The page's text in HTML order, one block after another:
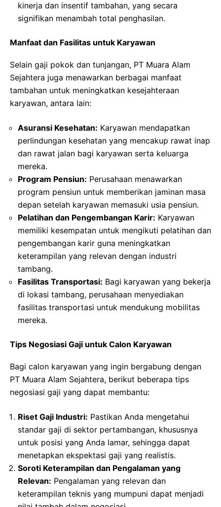
kinerja dan insentif tambahan, yang secara
signifikan menambah total penghasilan.
Manfaat dan Fasilitas untuk Karyawan
Selain gaji pokok dan tunjangan, PT Muara Alam
Sejahtera juga menawarkan berbagai manfaat
tambahan untuk meningkatkan kesejahteraan
karyawan, antara lain:
Asuransi Kesehatan: Karyawan mendapatkan
perlindungan kesehatan yang mencakup rawat inap
dan rawat jalan bagi karyawan serta keluarga
mereka.
Program Pensiun: Perusahaan menawarkan
program pensiun untuk memberikan jaminan masa
depan setelah karyawan memasuki usia pensiun.
Pelatihan dan Pengembangan Karir: Karyawan
memiliki kesempatan untuk mengikuti pelatihan dan
pengembangan karir guna meningkatkan
keterampilan yang relevan dengan industri
tambang.
Fasilitas Transportasi: Bagi karyawan yang bekerja
di lokasi tambang, perusahaan menyediakan
fasilitas transportasi untuk mendukung mobilitas
mereka.
Tips Negosiasi Gaji untuk Calon Karyawan
Bagi calon karyawan yang ingin bergabung dengan
PT Muara Alam Sejahtera, berikut beberapa tips
negosiasi gaji yang dapat membantu:
Riset Gaji Industri: Pastikan Anda mengetahui
standar gaji di sektor pertambangan, khususnya
untuk posisi yang Anda lamar, sehingga dapat
menetapkan ekspektasi gaji yang realistis.
Soroti Keterampilan dan Pengalaman yang
Relevan: Pengalaman yang relevan dan
keterampilan teknis yang mumpuni dapat menjadi